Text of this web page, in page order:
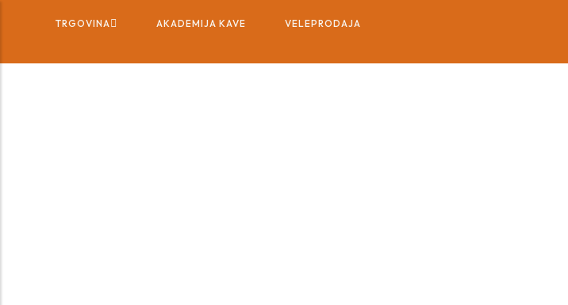
TRGOVINA AKADEMIJA KAVE VELEPRODAJA